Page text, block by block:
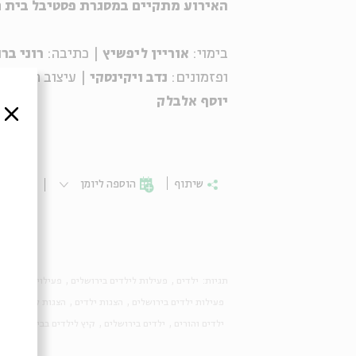
האירוע מתקיים במסגרת פסטיבל בית
בימוי: אוריין ליפשיץ | כתיבה: רוני
ופזמונים: נדב ויקינסקי | עיצוב תאורה:
יוסף אלבלק
שיתוף הוספה ליומן
סגור